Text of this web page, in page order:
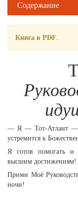
Содержание
Книга в PDF.
— Я — Тот-Атлант —
устремится к
Я готов помогать
высшим достижениям!
Прими Моё
ночи!